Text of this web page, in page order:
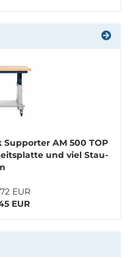
AM 500 TOP
und viel Stau­
EUR
EUR